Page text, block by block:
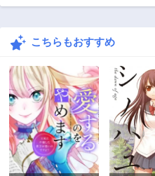
第261話
第259話
第257話
2年前
第255話
2年前
第253話
2年前
こちらもおすすめ